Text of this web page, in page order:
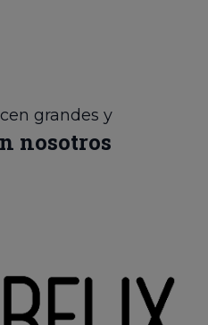
grandes y
nosotros